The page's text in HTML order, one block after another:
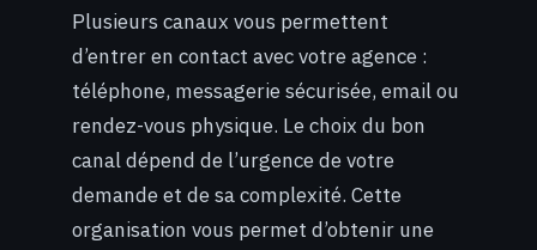
Plusieurs canaux vous permettent
d’entrer en contact avec votre agence :
téléphone, messagerie sécurisée, email ou
rendez-vous physique. Le choix du bon
canal dépend de l’urgence de votre
demande et de sa complexité. Cette
organisation vous permet d’obtenir une